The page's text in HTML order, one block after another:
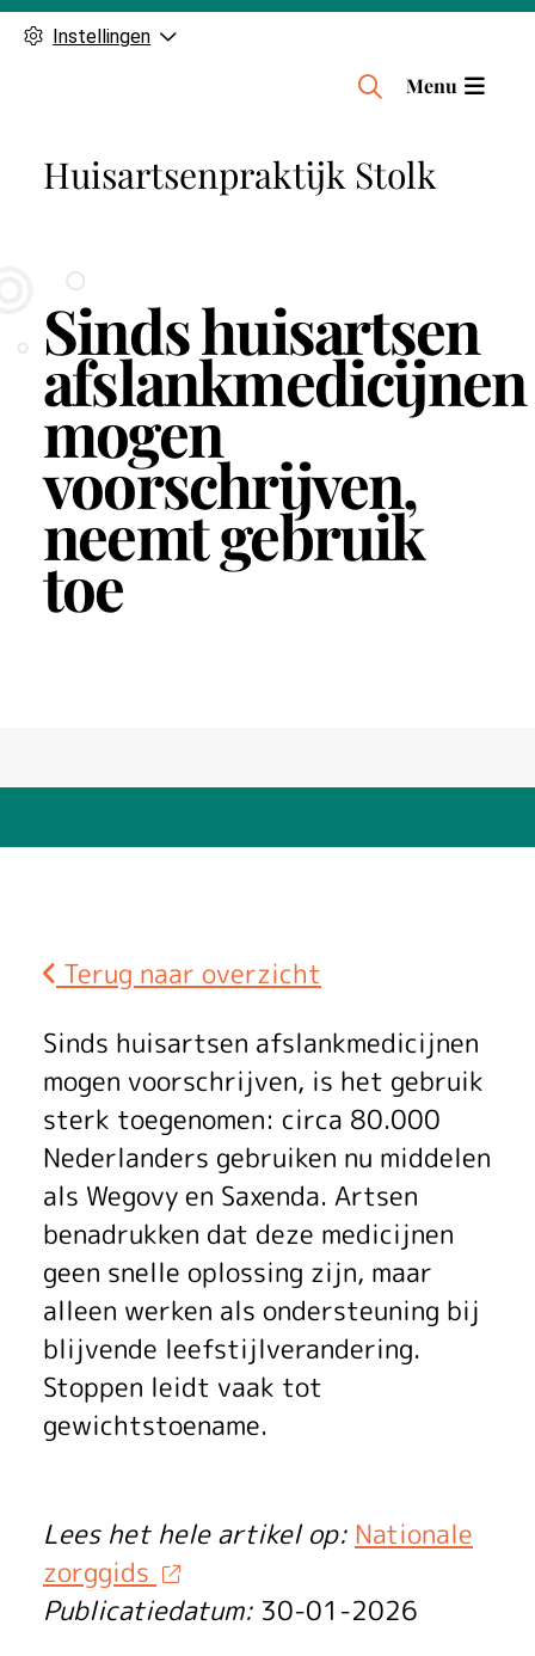
Instellingen
Huisartsenpraktijk Stolk
H
f
u
Menu
Sinds huisartsen
afslankmedicijnen
mogen
voorschrijven,
neemt gebruik
toe
Terug naar overzicht
S
i
n
d
s
h
u
i
s
a
r
t
Sinds huisartsen afslankmedicijnen
mogen voorschrijven, is het gebruik
sterk toegenomen: circa 80.000
Nederlanders gebruiken nu middelen
als Wegovy en Saxenda. Artsen
benadrukken dat deze medicijnen
geen snelle oplossing zijn, maar
alleen werken als ondersteuning bij
blijvende leefstijlverandering.
Stoppen leidt vaak tot
gewichtstoename.
Lees het hele artikel op: Nationale
zorggids
Publicatiedatum: 30-01-2026